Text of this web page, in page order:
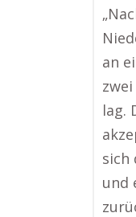
an
lag.
sich
und